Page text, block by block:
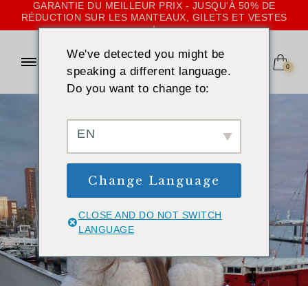
GARANTIE DU MEILLEUR PRIX - JUSQU'À 50% DE
RÉDUCTION SUR LES MANTEAUX, GILETS ET VESTES
!
0
We've detected you might be
speaking a different language.
Do you want to change to:
EN
Change Language
CLOSE AND DO NOT SWITCH
LANGUAGE